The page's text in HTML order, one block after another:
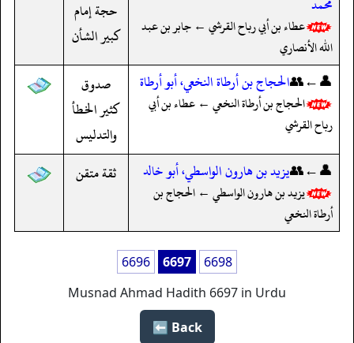
عطاء بن أبي رباح القرشي ← جابر بن عبد
الله الأنصاري
حجة إمام
كبير الشأن
👤←👥الحجاج بن أرطاة النخعي، أبو أرطاة
الحجاج بن أرطاة النخعي ← عطاء بن أبي
رباح القرشي
صدوق
كثير الخطأ
والتدليس
👤←👥يزيد بن هارون الواسطي، أبو خالد
يزيد بن هارون الواسطي ← الحجاج بن
أرطاة النخعي
ثقة متقن
6696 6697
6698
Musnad Ahmad Hadith 6697 in Urdu
Back ⬅️